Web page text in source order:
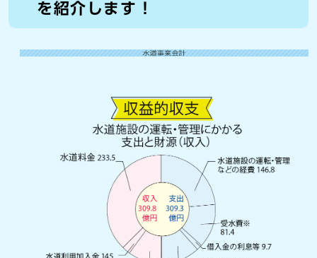
を紹介します！